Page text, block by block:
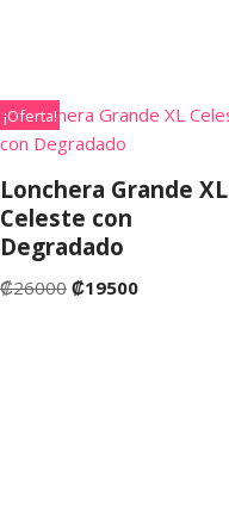
¡Oferta!
Lonchera Grande XL
Celeste con
Degradado
₡26000 ₡19500